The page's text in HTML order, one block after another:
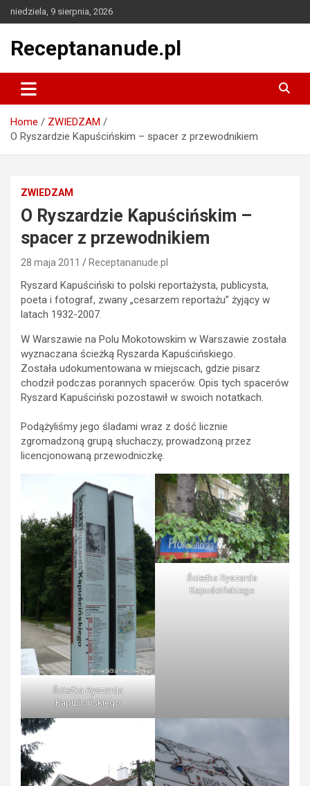
Skip
to
niedziela, 9 sierpnia, 2026
Receptananude.pl
Home
ZWIEDZAM
O Ryszardzie Kapuścińskim – spacer z przewodnikiem
ZWIEDZAM
O Ryszardzie Kapuścińskim –
spacer z przewodnikiem
28 maja 2011 Receptananude.pl
Ryszard Kapuściński to polski reportażysta, publicysta,
poeta i fotograf, zwany „cesarzem reportażu” żyjący w
latach 1932-2007.
W Warszawie na Polu Mokotowskim w Warszawie została
wyznaczana ścieżką Ryszarda Kapuścińskiego.
Została udokumentowana w miejscach, gdzie pisarz
chodził podczas porannych spacerów. Opis tych spacerów
Ryszard Kapuściński pozostawił w swoich notatkach.
Podążyliśmy jego śladami wraz z dość licznie
zgromadzoną grupą słuchaczy, prowadzoną przez
licencjonowaną przewodniczkę.
Ścieżka Ryszarda
Kapuścińskiego
Ścieżka Ryszarda
Kapuścińskiego